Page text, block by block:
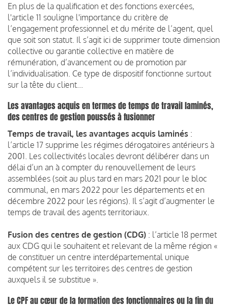
En plus de la qualification et des fonctions exercées,
l'article 11 souligne l'importance du critère de
l’engagement professionnel et du mérite de l’agent, quel
que soit son statut. Il s’agit ici de supprimer toute dimension
collective ou garantie collective en matière de
rémunération, d’avancement ou de promotion par
l’individualisation. Ce type de dispositif fonctionne surtout
sur la tête du client...
Les avantages acquis en termes de temps de travail laminés,
des centres de gestion poussés à fusionner
Temps de travail, les avantages acquis laminés :
l’article 17 supprime les régimes dérogatoires antérieurs à
2001. Les collectivités locales devront délibérer dans un
délai d’un an à compter du renouvellement de leurs
assemblées (soit au plus tard en mars 2021 pour le bloc
communal, en mars 2022 pour les départements et en
décembre 2022 pour les régions). Il s’agit d’augmenter le
temps de travail des agents territoriaux.
Fusion des centres de gestion (CDG) : l’article 18 permet
aux CDG qui le souhaitent et relevant de la même région «
de constituer un centre interdépartemental unique
compétent sur les territoires des centres de gestion
auxquels il se substitue ».
Le CPF au cœur de la formation des fonctionnaires ou la fin du